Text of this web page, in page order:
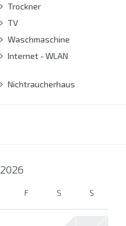
Trockner
TV
Waschmaschine
Internet - WLAN
Nichtraucherhaus
2026
F S S